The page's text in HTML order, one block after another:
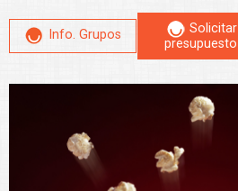
Leer más
Info. Grupos
Solicitar
presupuesto